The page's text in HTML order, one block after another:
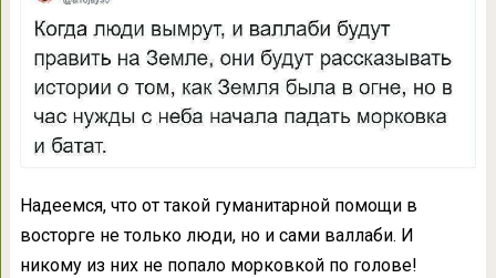
Надеемся, что от такой гуманитарной помощи в
восторге не только люди, но и сами валлаби. И
никому из них не попало морковкой по голове!